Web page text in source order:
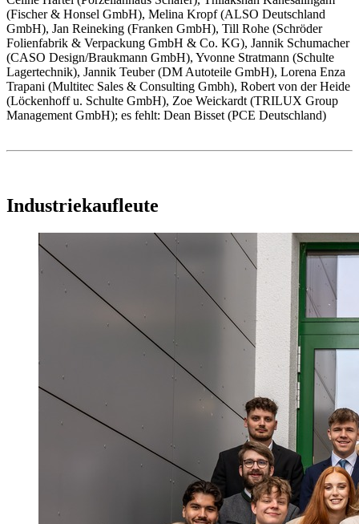
(Fischer & Honsel GmbH), Melina Kropf (ALSO Deutschland
GmbH), Jan Reineking (Franken GmbH), Till Rohe (Schröder
Folienfabrik & Verpackung GmbH & Co. KG), Jannik Schumacher
(CASO Design/Braukmann GmbH), Yvonne Stratmann (Schulte
Lagertechnik), Jannik Teuber (DM Autoteile GmbH), Lorena Enza
Trapani (Multitec Sales & Consulting Gmbh), Robert von der Heide
(Löckenhoff u. Schulte GmbH), Zoe Weickardt (TRILUX Group
Management GmbH); es fehlt: Dean Bisset (PCE Deutschland)
Industriekaufleute